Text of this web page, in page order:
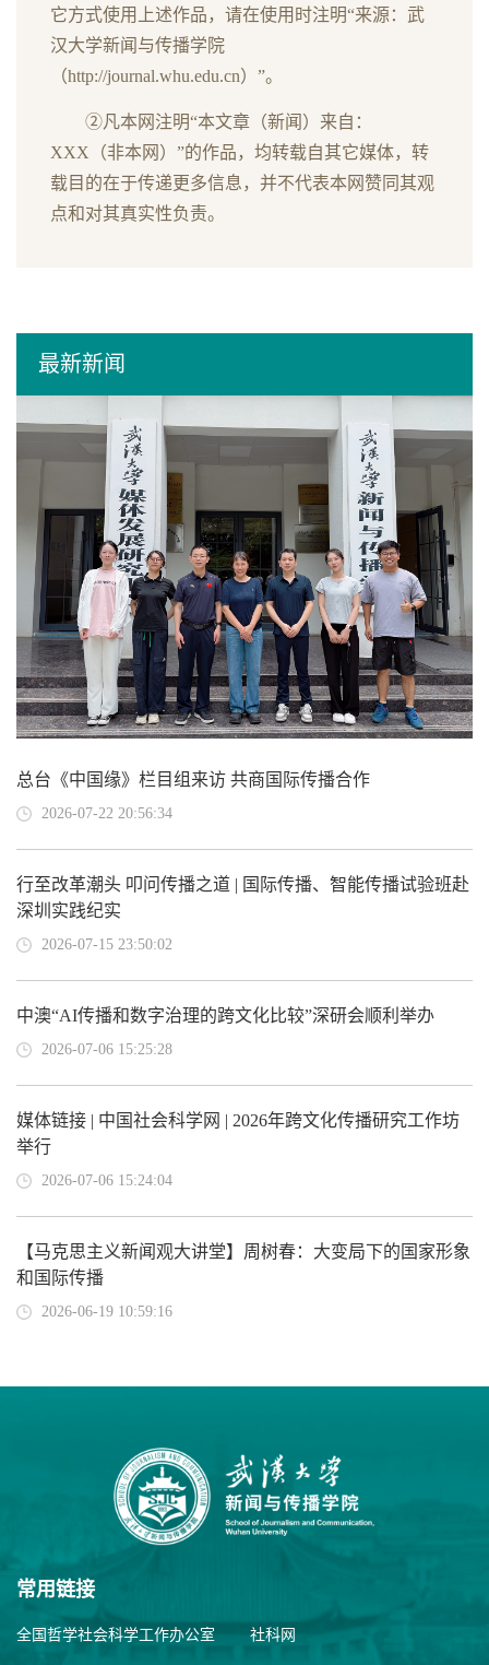
它方式使用上述作品，请在使用时注明“来源：武
汉大学新闻与传播学院
（http://journal.whu.edu.cn）”。
②凡本网注明“本文章（新闻）来自：
XXX（非本网）”的作品，均转载自其它媒体，转
载目的在于传递更多信息，并不代表本网赞同其观
点和对其真实性负责。
最新新闻
总台《中国缘》栏目组来访 共商国际传播合作
2026-07-22 20:56:34
行至改革潮头 叩问传播之道 | 国际传播、智能传播试验班赴
深圳实践纪实
2026-07-15 23:50:02
中澳“AI传播和数字治理的跨文化比较”深研会顺利举办
2026-07-06 15:25:28
媒体链接 | 中国社会科学网 | 2026年跨文化传播研究工作坊
举行
2026-07-06 15:24:04
【马克思主义新闻观大讲堂】周树春：大变局下的国家形象
和国际传播
2026-06-19 10:59:16
常用链接
全国哲学社会科学工作办公室 社科网